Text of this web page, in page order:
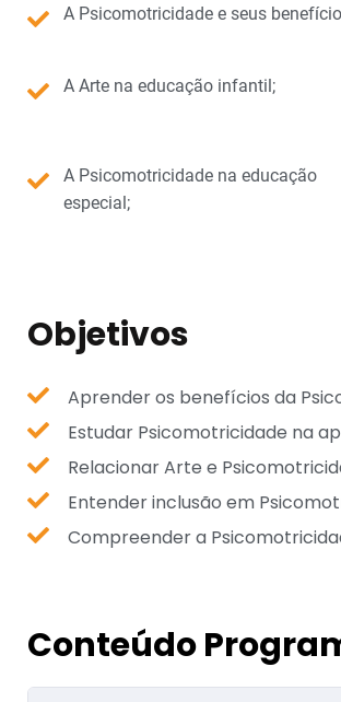
A Psicomotricidade e seus
A Arte na educação infantil;
A Psicomotricidade na educação
especial;
Objetivos
Aprender os benefícios da
Estudar Psicomotricidade na
Relacionar Arte e
Entender inclusão em
Compreender a
Conteúdo